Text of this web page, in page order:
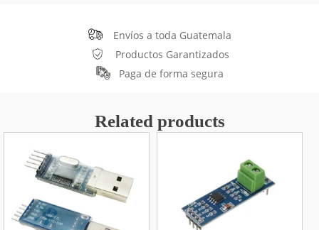
Envíos a toda Guatemala
Productos Garantizados
Paga de forma segura
Related products